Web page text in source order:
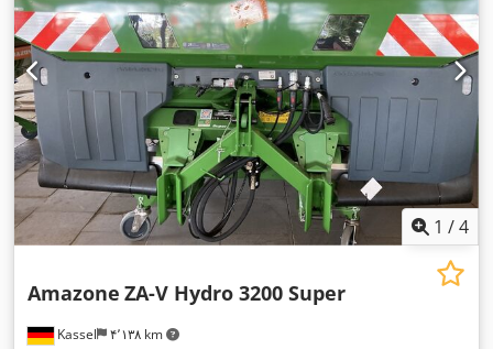
1 /4
Kassel ۴٬۱۳۸ km
Amazone ZA-V Hydro 3200 Super